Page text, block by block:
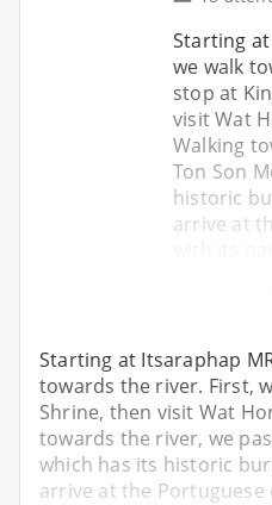
Starting at
we walk
stop at
visit Wat
Walking
Ton Son
historic
arrive at
Starting at Itsaraphap
towards the river. First,
Shrine, then visit Wat
towards the river, we
which has its historic
arrive at the